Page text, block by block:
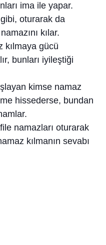
ima ile yapar.
gibi, oturarak da
kılar.
kılmaya gücü
bunları iyileştiği
kimse namaz
hissederse, bundan
namazları oturarak
kılmanın sevabı